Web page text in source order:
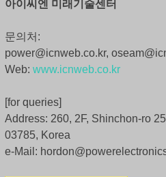
아이씨엔 미래기술센터
문의처:
power@icnweb.co.kr,
Web: www.icnweb.co.kr
[for queries]
Address: 260, 2F, Shinchon-ro
03785, Korea
e-Mail: